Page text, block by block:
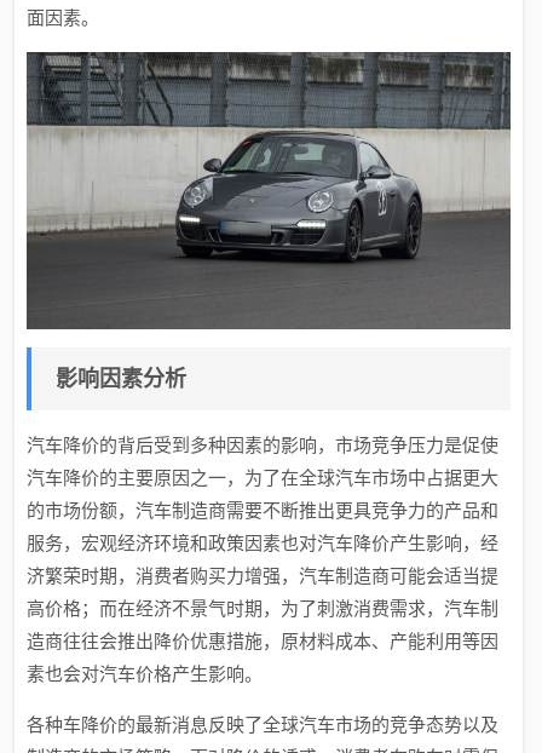
面因素。
影响因素分析
汽车降价的背后受到多种因素的影响，市场竞争压力是促使
汽车降价的主要原因之一，为了在全球汽车市场中占据更大
的市场份额，汽车制造商需要不断推出更具竞争力的产品和
服务，宏观经济环境和政策因素也对汽车降价产生影响，经
济繁荣时期，消费者购买力增强，汽车制造商可能会适当提
高价格；而在经济不景气时期，为了刺激消费需求，汽车制
造商往往会推出降价优惠措施，原材料成本、产能利用等因
素也会对汽车价格产生影响。
各种车降价的最新消息反映了全球汽车市场的竞争态势以及